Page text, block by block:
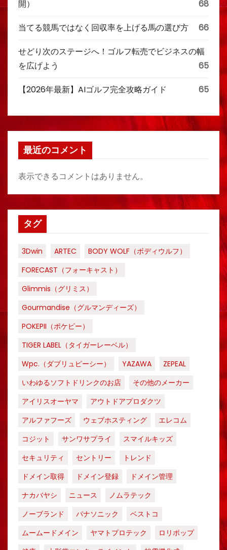
開）
68
当てる競馬ではなく回収率を上げる馬の選び方 66
せどり次のステージへ！ゴルフ転売でビジネスの幅
を広げよう
65
【2026年最新】AIゴルフ完全攻略ガイド 65
最近のコメント
表示できるコメントはありません。
タグ
3Dwin ARTEC
BODY WOLF（ボディウルフ）
FORECAST（フォーキャスト）
Glimmis（グリミス）
Gourmandise（グルマンディーズ）
POKEPII（ポケピー）
TIGER LABEL（タイガーレーベル）
Wpc.（ダブリュピーシー）
YAZAWA
ZEPEAL
いわゆるソフトドリンクのお店
その他のメーカー
アイリスオーヤマ
アウトドアプロダクツ
アルファフーズ
ウェブホスティング
エレコム
コジット
サンワサプライ
スマイルキッズ
セキュリティ
セントリー
トレンド
ドメイン取得
ドメイン登録
ドメイン管理
ナカバヤシ
ニュース
ノムラテック
ノーブランド
パナソニック
ベストコ
ムームードメイン
ヤマトプロテック
ロリポップ